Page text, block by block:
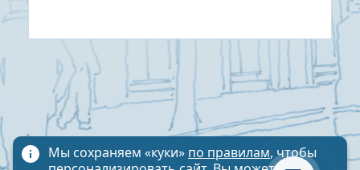
Мы сохраняем «куки» по правилам, чтобы